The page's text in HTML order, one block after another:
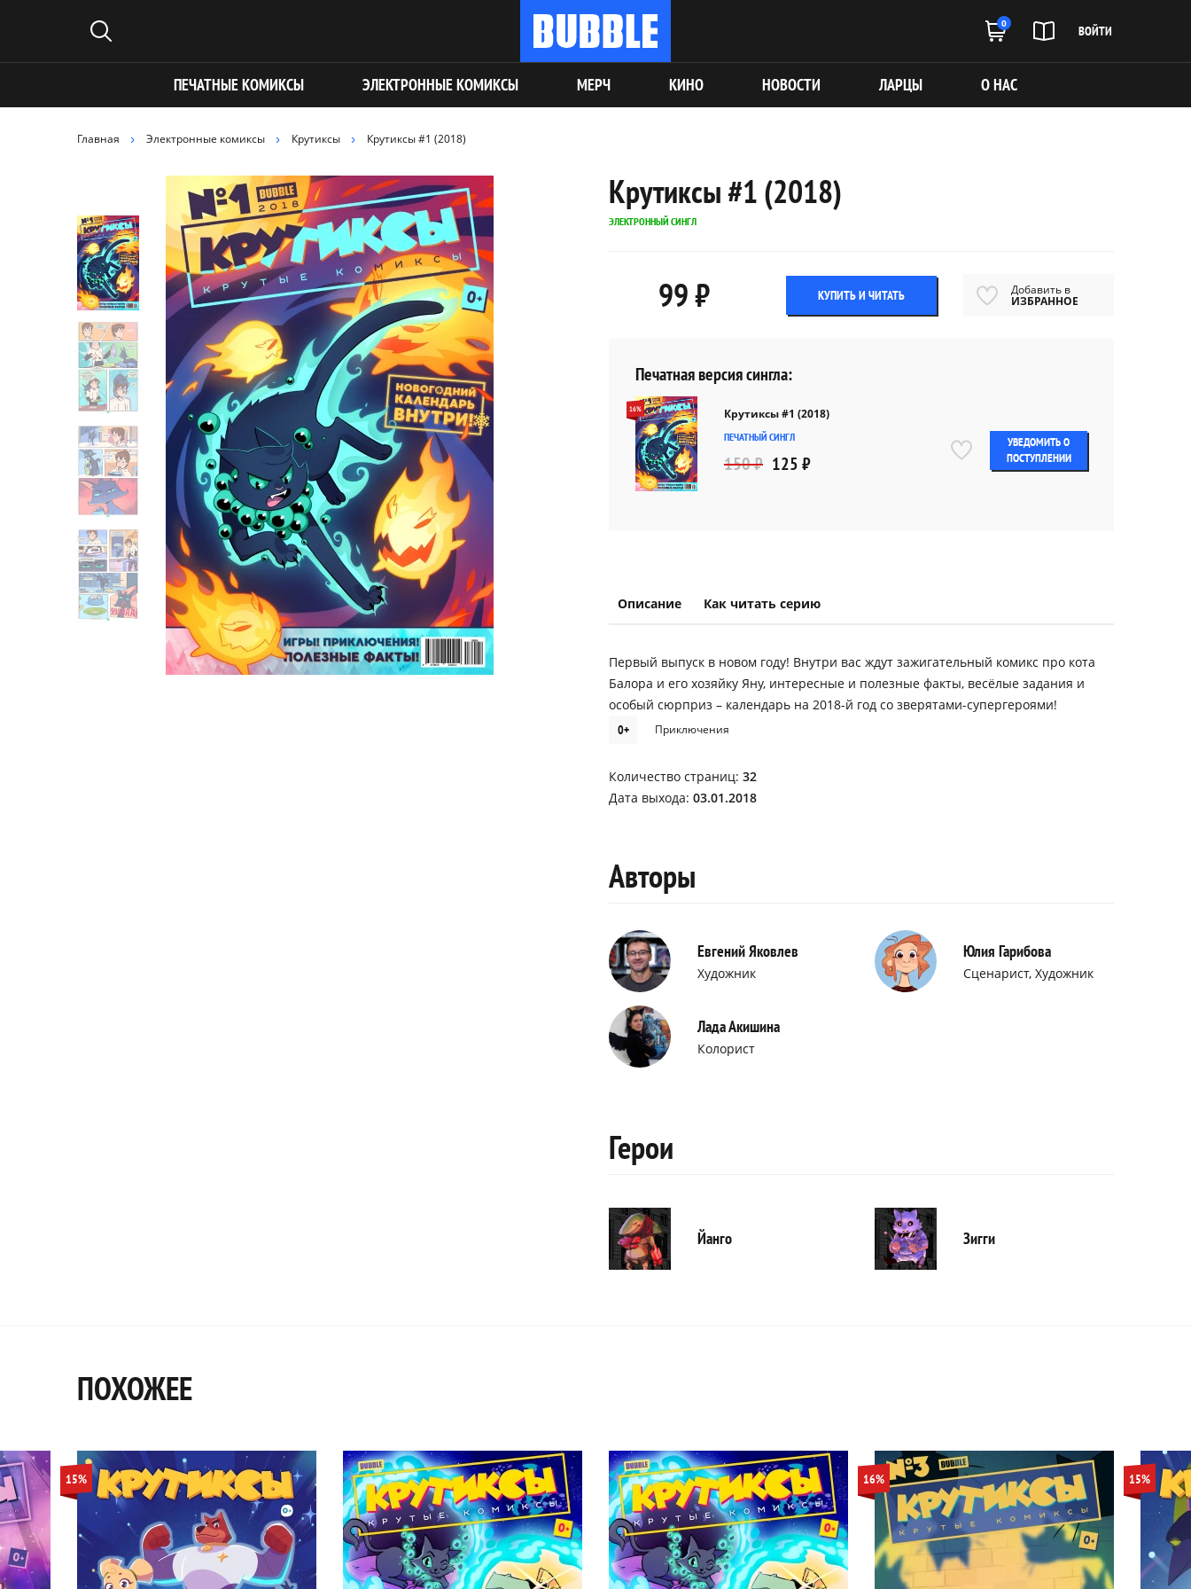
0 ВОЙТИ
ПЕЧАТНЫЕ КОМИКСЫ ЭЛЕКТРОННЫЕ КОМИКСЫ МЕРЧ КИНО НОВОСТИ ЛАРЦЫ О НАС
Главная Электронные комиксы Крутиксы Крутиксы #1 (2018)
Крутиксы #1 (2018)
ЭЛЕКТРОННЫЙ СИНГЛ
99 ₽ КУПИТЬ И ЧИТАТЬ Добавить в
ИЗБРАННОЕ
Печатная версия сингла:
16% Крутиксы #1 (2018)
ПЕЧАТНЫЙ СИНГЛ
150 ₽ 125 ₽
УВЕДОМИТЬ О
ПОСТУПЛЕНИИ
Описание Как читать серию
Первый выпуск в новом году! Внутри вас ждут зажигательный комикс про кота
Балора и его хозяйку Яну, интересные и полезные факты, весёлые задания и
особый сюрприз – календарь на 2018-й год со зверятами-супергероями!
0+ Приключения
Количество страниц: 32
Дата выхода: 03.01.2018
Авторы
Евгений Яковлев
Художник
Юлия Гарибова
Сценарист, Художник
Лада Акишина
Колорист
Герои
Йанго Зигги
ПОХОЖЕЕ
15% 16% 15%